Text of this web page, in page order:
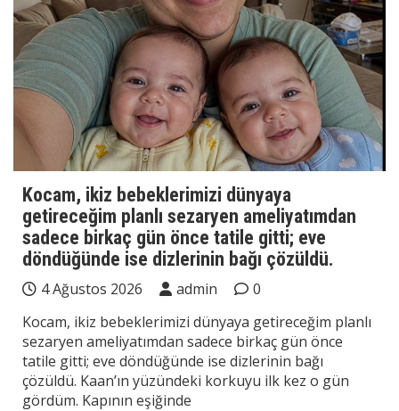
Kocam, ikiz bebeklerimizi dünyaya
getireceğim planlı sezaryen ameliyatımdan
sadece birkaç gün önce tatile gitti; eve
döndüğünde ise dizlerinin bağı çözüldü.
4 Ağustos 2026 admin
0
Kocam, ikiz bebeklerimizi dünyaya getireceğim planlı
sezaryen ameliyatımdan sadece birkaç gün önce
tatile gitti; eve döndüğünde ise dizlerinin bağı
çözüldü. Kaan’ın yüzündeki korkuyu ilk kez o gün
gördüm. Kapının eşiğinde